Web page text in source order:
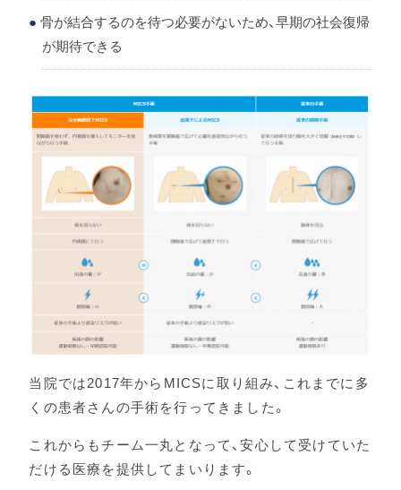
骨が結合するのを待つ必要がないため、早期の社会復帰
が期待できる
当院では2017年からMICSに取り組み、これまでに多
くの患者さんの手術を行ってきました。
これからもチーム一丸となって、安心して受けていた
だける医療を提供してまいります。